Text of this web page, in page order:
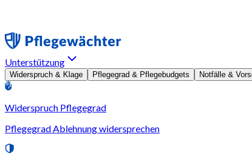
Unterstützung
Widerspruch & Klage Pflegegrad & Pflegebudgets Notfälle &
Widerspruch Pflegegrad
Pflegegrad Ablehnung widersprechen